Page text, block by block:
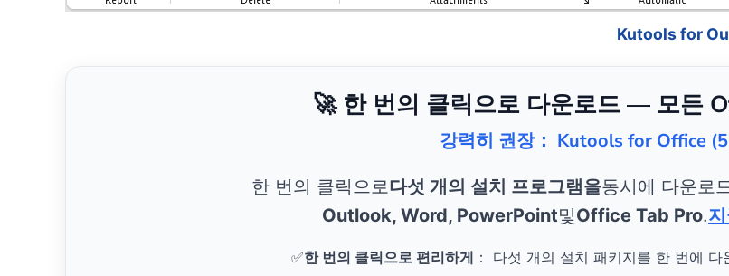
Kutools for
🚀 한 번의 클릭으로 다운로드 — 모든
강력히 권장： Kutools for Office
한 번의 클릭으로다섯 개의 설치 프로그램을동시에 다운로
Outlook, Word, PowerPoint및Office Tab Pro.
✅한 번의 클릭으로 편리하게 ： 다섯 개의 설치 패키지를 한 번에 다